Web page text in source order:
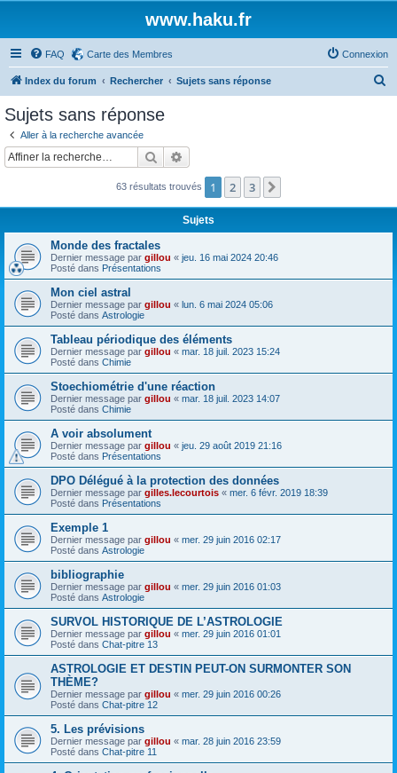
www.haku.fr
FAQ Carte des Membres Connexion
Index du forum Rechercher Sujets sans réponse
c
Sujets sans réponse
Aller à la recherche avancée
Rechercher
63 résultats trouvés 1 2 3
Sujets
Monde des fractales
Dernier message par gillou « jeu. 16 mai 2024 20:46
Posté dans Présentations
Mon ciel astral
Dernier message par gillou « lun. 6 mai 2024 05:06
Posté dans Astrologie
Tableau périodique des éléments
Dernier message par gillou « mar. 18 juil. 2023 15:24
Posté dans Chimie
Stoechiométrie d'une réaction
Dernier message par gillou « mar. 18 juil. 2023 14:07
Posté dans Chimie
A voir absolument
Dernier message par gillou « jeu. 29 août 2019 21:16
Posté dans Présentations
DPO Délégué à la protection des données
Dernier message par gilles.lecourtois « mer. 6 févr. 2019 18:39
Posté dans Présentations
Exemple 1
Dernier message par gillou « mer. 29 juin 2016 02:17
Posté dans Astrologie
bibliographie
Dernier message par gillou « mer. 29 juin 2016 01:03
Posté dans Astrologie
SURVOL HISTORIQUE DE L’ASTROLOGIE
Dernier message par gillou « mer. 29 juin 2016 01:01
Posté dans Chat-pitre 13
ASTROLOGIE ET DESTIN PEUT-ON SURMONTER SON
THÈME?
Dernier message par gillou « mer. 29 juin 2016 00:26
Posté dans Chat-pitre 12
5. Les prévisions
Dernier message par gillou « mar. 28 juin 2016 23:59
Posté dans Chat-pitre 11